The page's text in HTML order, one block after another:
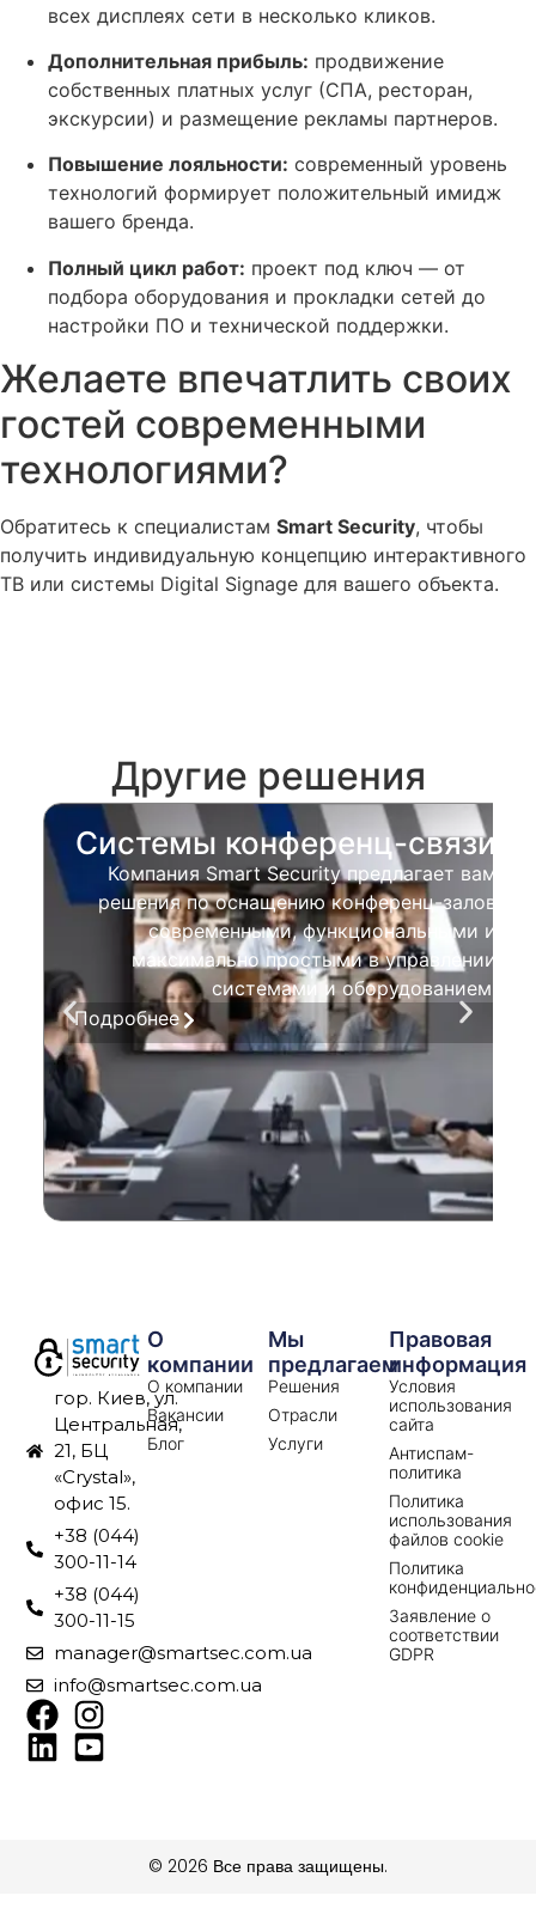
всех дисплеях сети в несколько кликов.
Дополнительная прибыль: продвижение
собственных платных услуг (СПА, ресторан,
экскурсии) и размещение рекламы партнеров.
Повышение лояльности: современный уровень
технологий формирует положительный имидж
вашего бренда.
Полный цикл работ: проект под ключ — от
подбора оборудования и прокладки сетей до
настройки ПО и технической поддержки.
Желаете впечатлить своих
гостей современными
технологиями?
Обратитесь к специалистам Smart Security, чтобы
получить индивидуальную концепцию интерактивного
ТВ или системы Digital Signage для вашего объекта.
Другие решения
Системы конференц-связи
Компания Smart Security предлагает вам
решения по оснащению конференц-залов
современными, функциональными и
максимально простыми в управлении
системами и оборудованием.
Подробнее
гор. Киев, ул.
Центральная,
21, БЦ
«Crystal»,
офис 15.
+38 (044)
300-11-14
+38 (044)
300-11-15
manager@smartsec.com.ua
info@smartsec.com.ua
О
компании
О компании
Вакансии
Блог
Мы
предлагаем
Решения
Отрасли
Услуги
Правовая
информация
Условия
использования
сайта
Антиспам-
политика
Политика
использования
файлов cookie
Политика
Заявление о
соответствии
GDPR
© 2026 Все права защищены.